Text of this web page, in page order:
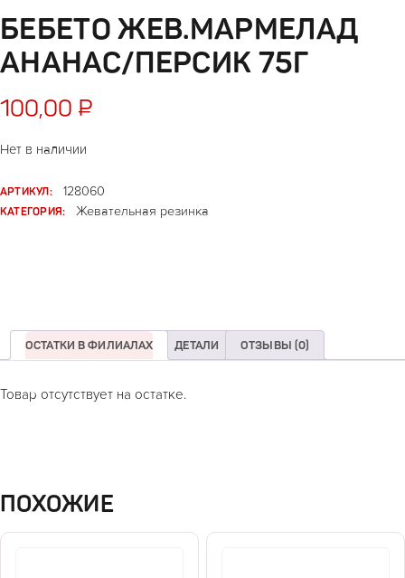
БЕБЕТО ЖЕВ.МАРМЕЛАД
АНАНАС/ПЕРСИК 75Г
100,00 ₽
Нет в наличии
АРТИКУЛ:
128060
КАТЕГОРИЯ:
Жевательная резинка
ОСТАТКИ В ФИЛИАЛАХ ДЕТАЛИ ОТЗЫВЫ (0)
Товар отсутствует на остатке.
ПОХОЖИЕ